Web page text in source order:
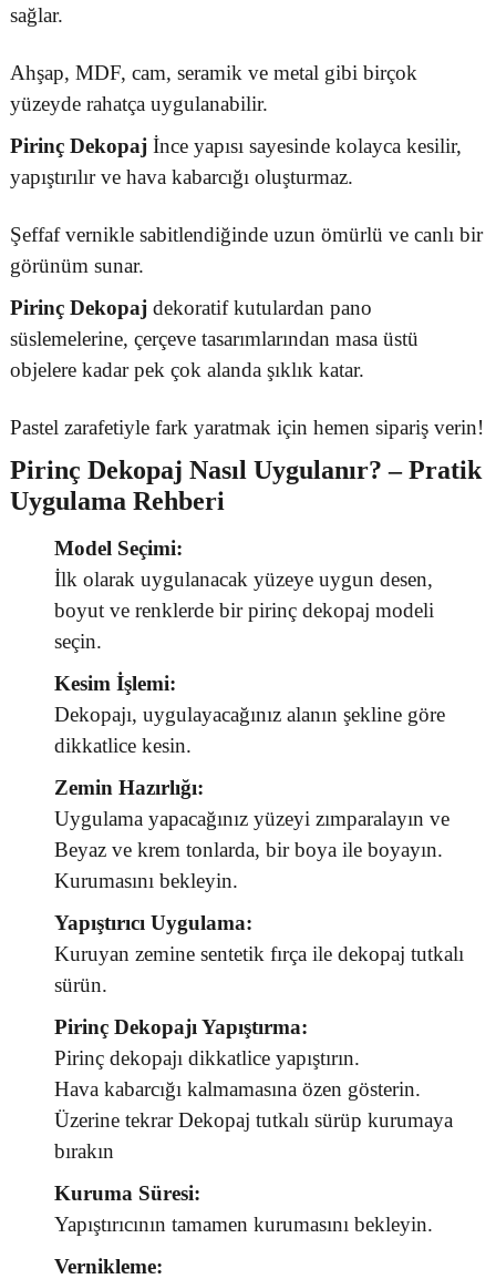
sağlar.
Ahşap, MDF, cam, seramik ve metal gibi birçok
yüzeyde rahatça uygulanabilir.
Pirinç Dekopaj İnce yapısı sayesinde kolayca kesilir,
yapıştırılır ve hava kabarcığı oluşturmaz.
Şeffaf vernikle sabitlendiğinde uzun ömürlü ve canlı bir
görünüm sunar.
Pirinç Dekopaj dekoratif kutulardan pano
süslemelerine, çerçeve tasarımlarından masa üstü
objelere kadar pek çok alanda şıklık katar.
Pastel zarafetiyle fark yaratmak için hemen sipariş verin!
Pirinç Dekopaj Nasıl Uygulanır? – Pratik
Uygulama Rehberi
Model Seçimi:
İlk olarak uygulanacak yüzeye uygun desen,
boyut ve renklerde bir pirinç dekopaj modeli
seçin.
Kesim İşlemi:
Dekopajı, uygulayacağınız alanın şekline göre
dikkatlice kesin.
Zemin Hazırlığı:
Uygulama yapacağınız yüzeyi zımparalayın ve
Beyaz ve krem tonlarda, bir boya ile boyayın.
Kurumasını bekleyin.
Yapıştırıcı Uygulama:
Kuruyan zemine sentetik fırça ile dekopaj tutkalı
sürün.
Pirinç Dekopajı Yapıştırma:
Pirinç dekopajı dikkatlice yapıştırın.
Hava kabarcığı kalmamasına özen gösterin.
Üzerine tekrar Dekopaj tutkalı sürüp kurumaya
bırakın
Kuruma Süresi:
Yapıştırıcının tamamen kurumasını bekleyin.
Vernikleme: